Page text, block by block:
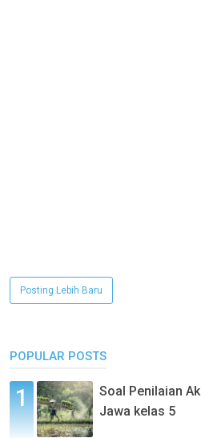
Posting Lebih Baru
POPULAR POSTS
Soal Penilaian
Jawa kelas 5